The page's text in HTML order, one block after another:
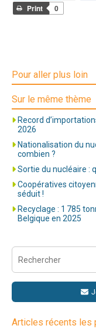
Print
0
Pour aller plus loin
Sur le même thème
Record
2026
Nationalisation du
combien ?
Sortie du nucléaire :
Coopératives
séduit !
Recyclage : 1 785
Belgique en 2025
Articles récents les